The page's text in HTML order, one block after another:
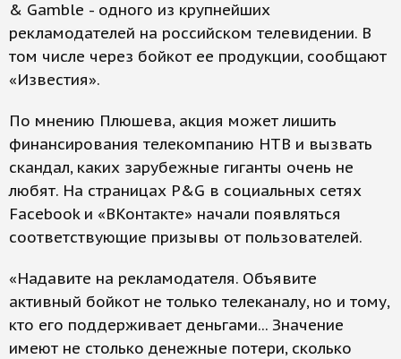
& Gamble - одного из крупнейших
рекламодателей на российском телевидении. В
том числе через бойкот ее продукции, сообщают
«Известия».
По мнению Плюшева, акция может лишить
финансирования телекомпанию НТВ и вызвать
скандал, каких зарубежные гиганты очень не
любят. На страницах P&G в социальных сетях
Facebook и «ВКонтакте» начали появляться
соответствующие призывы от пользователей.
«Надавите на рекламодателя. Объявите
активный бойкот не только телеканалу, но и тому,
кто его поддерживает деньгами... Значение
имеют не столько денежные потери, сколько